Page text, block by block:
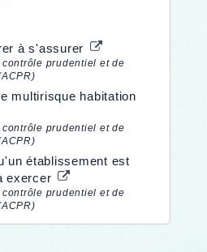
à s'assurer
prudentiel et de
multirisque habitation
prudentiel et de
établissement est
exercer
prudentiel et de